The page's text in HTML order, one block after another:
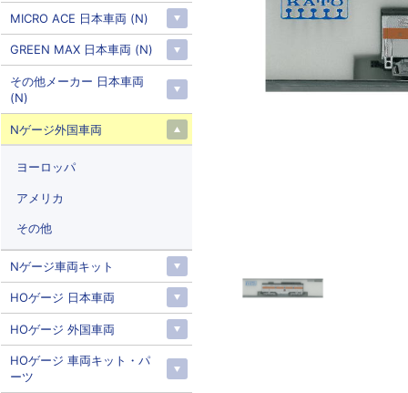
MICRO ACE 日本車両 (N)
GREEN MAX 日本車両 (N)
その他メーカー 日本車両
(N)
Nゲージ外国車両
ヨーロッパ
アメリカ
その他
Nゲージ車両キット
HOゲージ 日本車両
HOゲージ 外国車両
HOゲージ 車両キット・パ
ーツ